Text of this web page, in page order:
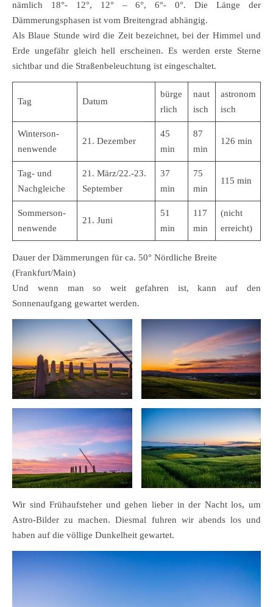
nämlich 18°- 12°, 12° – 6°, 6°- 0°. Die Länge der
Dämmerungsphasen ist vom Breitengrad abhängig.
Als Blaue Stunde wird die Zeit bezeichnet, bei der Himmel und
Erde ungefähr gleich hell erscheinen. Es werden erste Sterne
sichtbar und die Straßenbeleuchtung ist eingeschaltet.
Tag Datum
bürge
rlich
naut
isch
astronom
isch
Winterson-
nenwende
21. Dezember
45
min
87
min
126 min
Tag- und
Nachgleiche
21. März/22.-23.
September
37
min
75
min
115 min
Sommerson-
nenwende
21. Juni
51
min
117
min
(nicht
erreicht)
Dauer der Dämmerungen für ca. 50° Nördliche Breite
(Frankfurt/Main)
Und wenn man so weit gefahren ist, kann auf den
Sonnenaufgang gewartet werden.
Wir sind Frühaufsteher und gehen lieber in der Nacht los, um
Astro-Bilder zu machen. Diesmal fuhren wir abends los und
haben auf die völlige Dunkelheit gewartet.